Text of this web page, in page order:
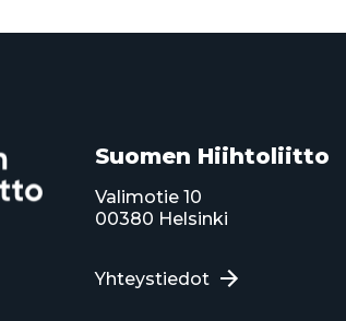
Suomen Hiihtoliitto
Valimotie 10
00380 Helsinki
Yhteystiedot